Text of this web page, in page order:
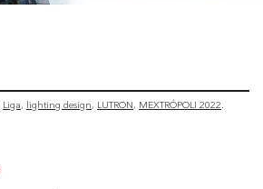
Liga lighting design LUTRON MEXTRÓPOLI 2022